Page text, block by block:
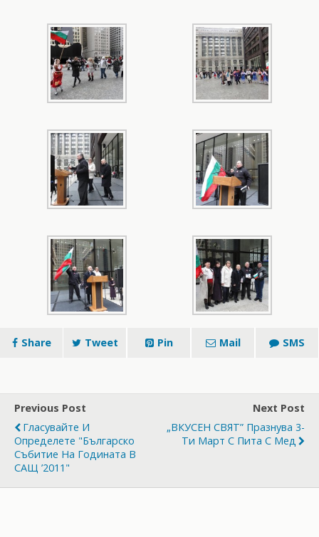
Share Tweet Pin Mail SMS
Previous Post
Гласувайте И
Определете "Българско
Събитие На Годината В
САЩ ’2011"
Next Post
„ВКУСЕН СВЯТ” Празнува 3-
Ти Март С Пита С Мед